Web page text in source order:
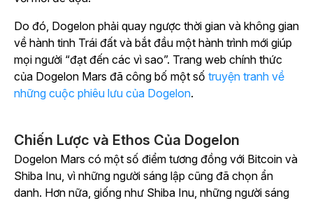
Do đó, Dogelon phải quay ngược thời gian và không gian
về hành tinh Trái đất và bắt đầu một hành trình mới giúp
mọi người “đạt đến các vì sao”. Trang web chính thức
của Dogelon Mars đã công bố một số truyện tranh về
những cuộc phiêu lưu của Dogelon.
Chiến Lược và Ethos Của Dogelon
Dogelon Mars có một số điểm tương đồng với Bitcoin và
Shiba Inu, vì những người sáng lập cũng đã chọn ẩn
danh. Hơn nữa, giống như Shiba Inu, những người sáng